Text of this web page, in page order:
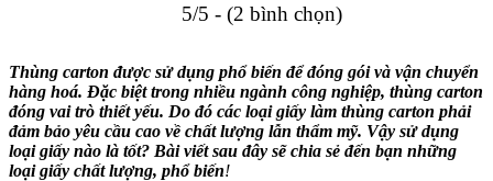
5/5 - (2 bình chọn)
Thùng carton được sử dụng phổ biến để đóng gói và vận chuyển
hàng hoá. Đặc biệt trong nhiều ngành công nghiệp, thùng carton
đóng vai trò thiết yếu. Do đó các loại giấy làm thùng carton phải
đảm bảo yêu cầu cao về chất lượng lẫn thẩm mỹ. Vậy sử dụng
loại giấy nào là tốt? Bài viết sau đây sẽ chia sẻ đến bạn những
loại giấy chất lượng, phổ biến!